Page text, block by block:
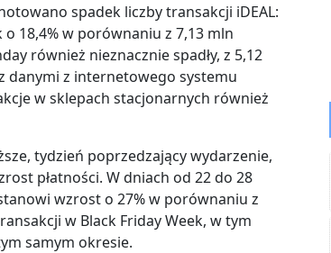
spadek liczby transakcji iDEAL:
18,4% w porównaniu z 7,13 mln
również nieznacznie spadły, z 5,12
danymi z internetowego systemu
w sklepach stacjonarnych również
tydzień poprzedzający wydarzenie,
płatności. W dniach od 22 do 28
wzrost o 27% w porównaniu z
w Black Friday Week, w tym
samym okresie.